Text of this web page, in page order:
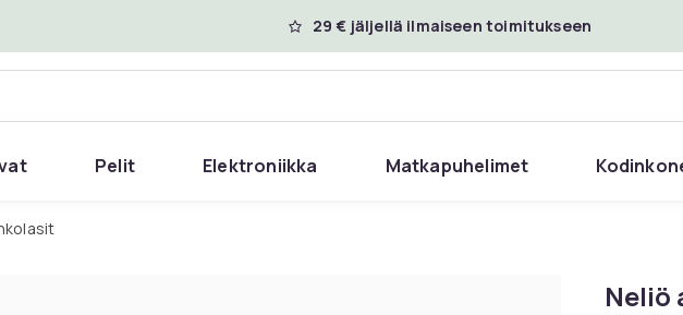
29 € jäljellä ilmaiseen toimitukseen
Pelit Elektroniikka Matkapuhelimet
Neliö